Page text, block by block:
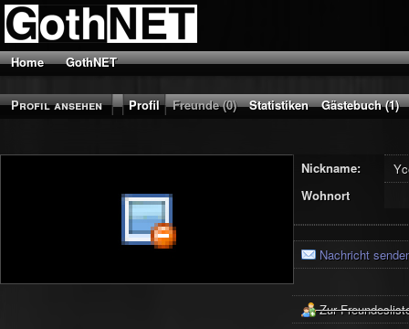
Home GothNET
Profil ansehen Profil Freunde (0) Statistiken Gästebuch (1)
Nickname:
Wohnort
Nachricht
Zur